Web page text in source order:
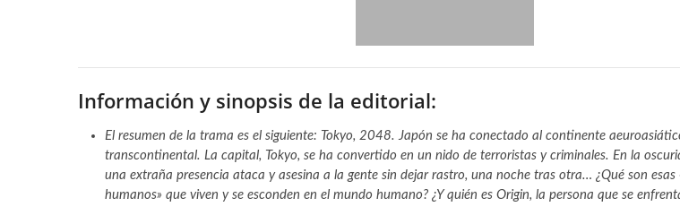
Información y sinopsis de la editorial:
El resumen de la trama es el siguiente: Tokyo, 2048. Japón se ha conectado al continente
transcontinental. La capital, Tokyo, se ha convertido en un nido de terroristas y criminales. En la
una extraña presencia ataca y asesina a la gente sin dejar rastro, una noche tras otra… ¿Qué son esas
humanos» que viven y se esconden en el mundo humano? ¿Y quién es Origin, la persona que se